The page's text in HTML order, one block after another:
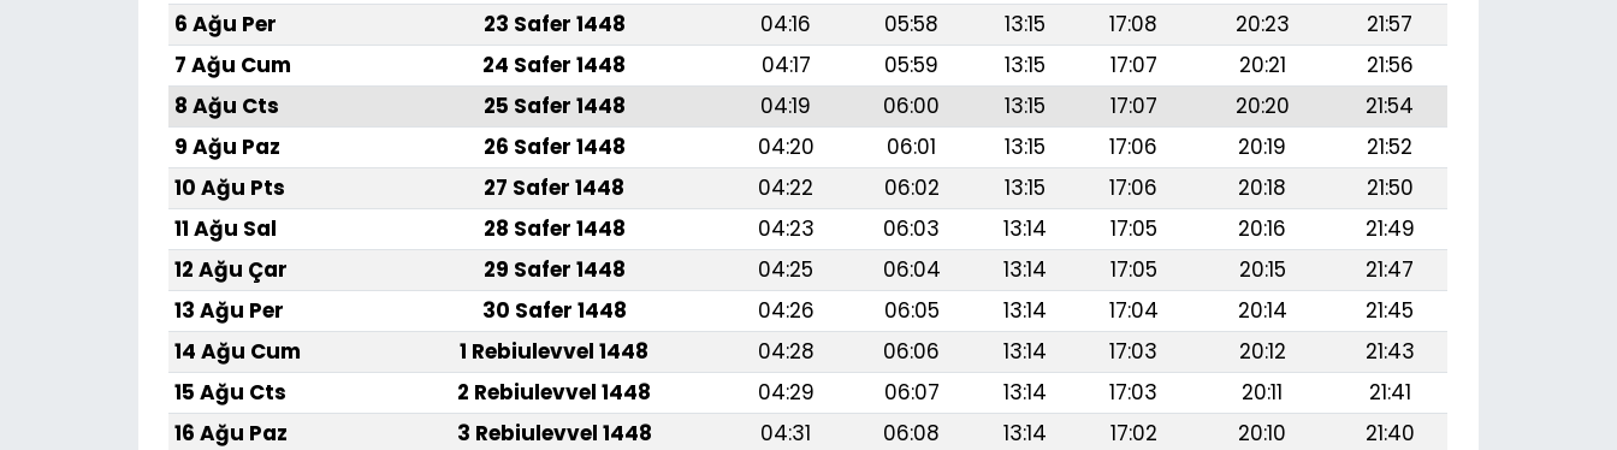
6 Ağu Per
23 Safer 1448 04:16 05:58 13:15 17:08 20:23
21:57
7 Ağu Cum
24 Safer 1448 04:17 05:59 13:15 17:07 20:21
21:56
8 Ağu Cts
25 Safer 1448 04:19 06:00 13:15 17:07 20:20
21:54
9 Ağu Paz
26 Safer 1448 04:20 06:01 13:15 17:06 20:19
21:52
10 Ağu Pts
27 Safer 1448 04:22 06:02 13:15 17:06 20:18
21:50
11 Ağu Sal
28 Safer 1448 04:23 06:03 13:14 17:05 20:16
21:49
12 Ağu Çar
29 Safer 1448 04:25 06:04 13:14 17:05 20:15
21:47
13 Ağu Per
30 Safer 1448 04:26 06:05 13:14 17:04 20:14
21:45
14 Ağu Cum
1 Rebiulevvel 1448 04:28 06:06 13:14 17:03 20:12
21:43
15 Ağu Cts
2 Rebiulevvel 1448 04:29 06:07 13:14 17:03 20:11
21:41
16 Ağu Paz
3 Rebiulevvel 1448 04:31 06:08 13:14 17:02 20:10
21:40